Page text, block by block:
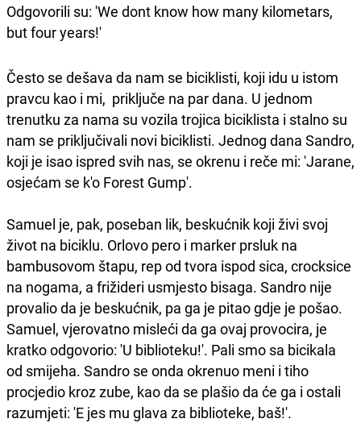
Odgovorili su: 'We dont know how many kilometars,
but four years!'
Često se dešava da nam se biciklisti, koji idu u istom
pravcu kao i mi, priključe na par dana. U jednom
trenutku za nama su vozila trojica biciklista i stalno su
nam se priključivali novi biciklisti. Jednog dana Sandro,
koji je isao ispred svih nas, se okrenu i reče mi: 'Jarane,
osjećam se k'o Forest Gump'.
Samuel je, pak, poseban lik, beskućnik koji živi svoj
život na biciklu. Orlovo pero i marker prsluk na
bambusovom štapu, rep od tvora ispod sica, crocksice
na nogama, a frižideri usmjesto bisaga. Sandro nije
provalio da je beskućnik, pa ga je pitao gdje je pošao.
Samuel, vjerovatno misleći da ga ovaj provocira, je
kratko odgovorio: 'U biblioteku!'. Pali smo sa bicikala
od smijeha. Sandro se onda okrenuo meni i tiho
procjedio kroz zube, kao da se plašio da će ga i ostali
razumjeti: 'E jes mu glava za biblioteke, baš!'.